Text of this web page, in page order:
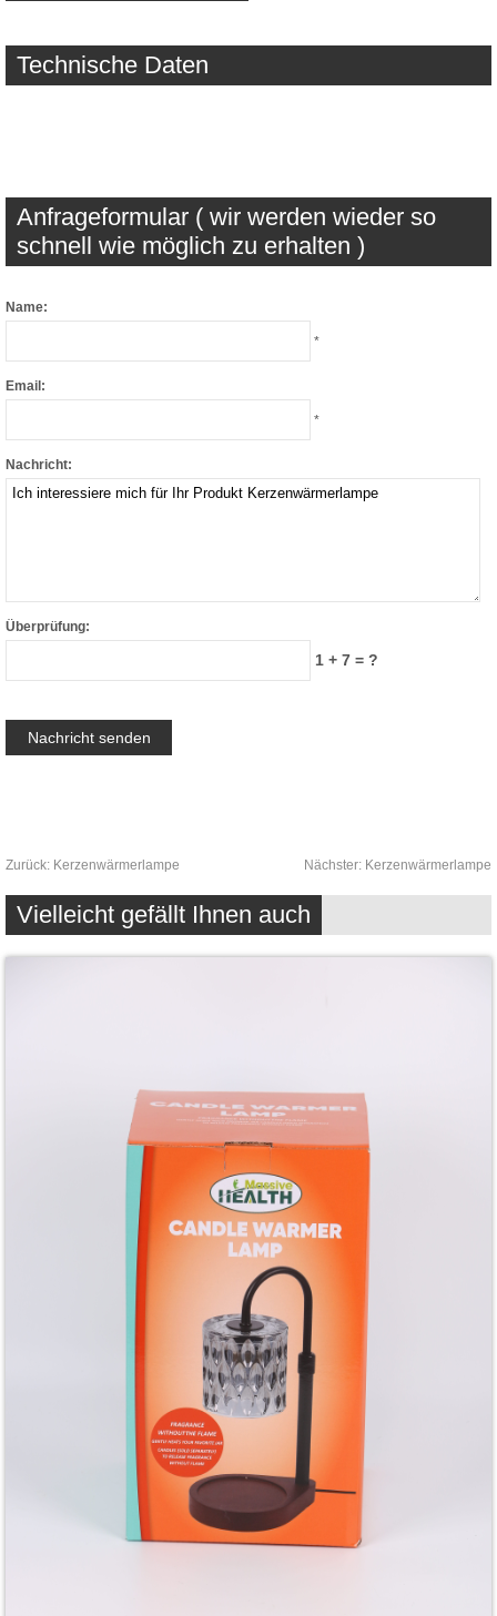
Technische Daten
Anfrageformular ( wir werden wieder so
schnell wie möglich zu erhalten )
Name:
*
Email:
*
Nachricht:
Überprüfung:
1 + 7 = ?
Zurück: Kerzenwärmerlampe Nächster: Kerzenwärmerlampe
Vielleicht gefällt Ihnen auch